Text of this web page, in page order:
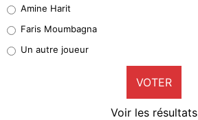
1%
9%
Amine Harit
Faris Moumbagna
Un autre joueur
VOTER
Voir les résultats